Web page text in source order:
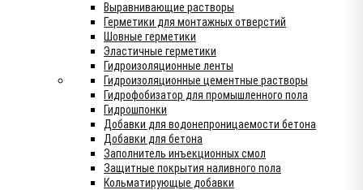
Выравнивающие растворы
Герметики для монтажных отверстий
Шовные герметики
Эластичные герметики
Гидроизоляционные ленты
Гидроизоляционные цементные растворы
Гидрофобизатор для промышленного пола
Гидрошпонки
Добавки для водонепроницаемости бетона
Добавки для бетона
Заполнитель инъекционных смол
Защитные покрытия наливного пола
Кольматирующые добавки